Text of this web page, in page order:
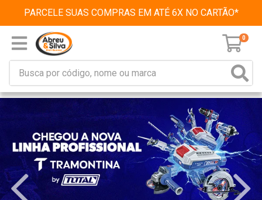
PARCELE SUAS COMPRAS EM ATÉ 6X NO CARTÃO*
0